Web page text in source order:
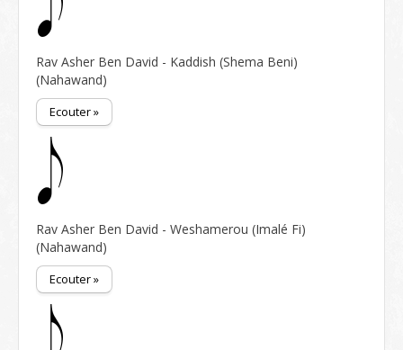
Rav Asher Ben David - Kaddish (Shema Beni)
(Nahawand)
Ecouter »
Rav Asher Ben David - Weshamerou (Imalé Fi)
(Nahawand)
Ecouter »